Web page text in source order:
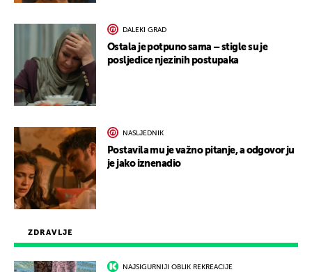
ZDRAVLJE
NAJSIGURNIJI OBLIK REKREACIJE
DALEKI GRAD
Ostala je potpuno sama – stigle su je
posljedice njezinih postupaka
NASLJEDNIK
Postavila mu je važno pitanje, a odgovor ju
je jako iznenadio